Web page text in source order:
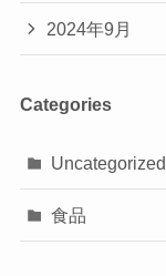
2024年9月
Categories
Uncategorized
食品